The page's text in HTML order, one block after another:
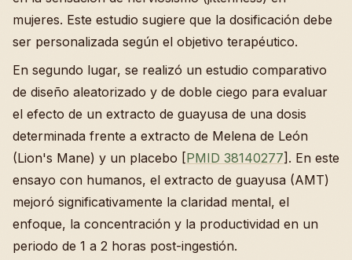
mujeres. Este estudio sugiere que la dosificación debe
ser personalizada según el objetivo terapéutico.
En segundo lugar, se realizó un estudio comparativo
de diseño aleatorizado y de doble ciego para evaluar
el efecto de un extracto de guayusa de una dosis
determinada frente a extracto de Melena de León
(Lion's Mane) y un placebo [PMID 38140277]. En este
ensayo con humanos, el extracto de guayusa (AMT)
mejoró significativamente la claridad mental, el
enfoque, la concentración y la productividad en un
periodo de 1 a 2 horas post-ingestión.